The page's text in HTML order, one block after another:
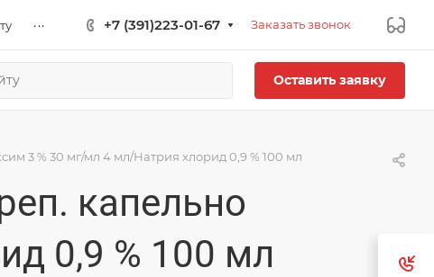
... +7 (391)223-01-67 Заказать звонок
Оставить заявку
3 % 30 мг/мл 4 мл/Натрия хлорид 0,9 % 100 мл
капельно
0,9 % 100 мл